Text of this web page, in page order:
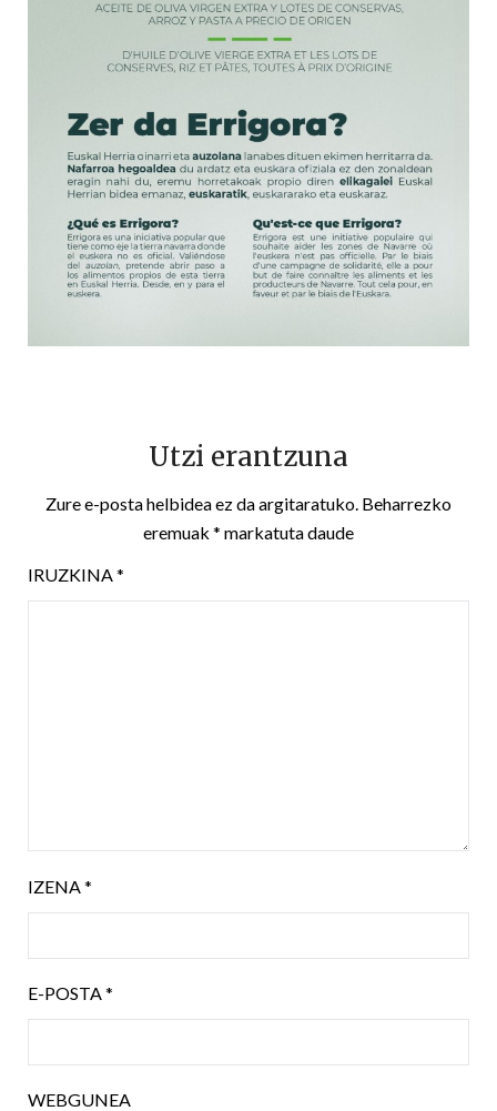
Utzi erantzuna
Zure e-posta helbidea ez da argitaratuko. Beharrezko
eremuak * markatuta daude
IRUZKINA*
IZENA*
E-POSTA*
WEBGUNEA